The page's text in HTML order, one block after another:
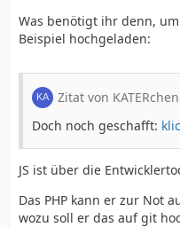
Was benötigt ihr denn,
Beispiel hochgeladen:
Zitat von KATERchen
Doch noch geschafft:
JS ist über die
Das PHP kann er zur Not
wozu soll er das auf git